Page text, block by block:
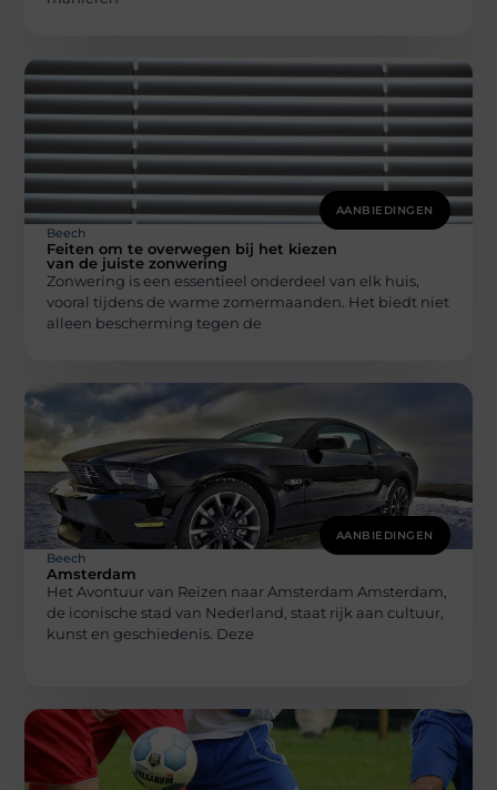
AANBIEDINGEN
Beech
Feiten om te overwegen bij het kiezen
van de juiste zonwering
Zonwering is een essentieel onderdeel van elk huis,
vooral tijdens de warme zomermaanden. Het biedt niet
alleen bescherming tegen de
AANBIEDINGEN
Beech
Amsterdam
Het Avontuur van Reizen naar Amsterdam Amsterdam,
de iconische stad van Nederland, staat rijk aan cultuur,
kunst en geschiedenis. Deze